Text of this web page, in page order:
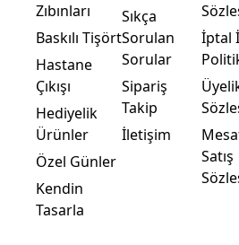
Zıbınları
Baskılı Tişört
Hastane
Çıkışı
Hediyelik
Ürünler
Özel Günler
Kendin
Tasarla
Sıkça
Sorulan
Sorular
Sipariş
Takip
İletişim
İptal
Satış